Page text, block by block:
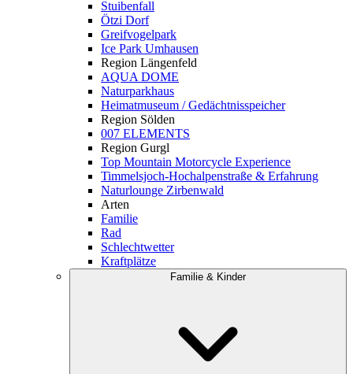
Stuibenfall
Ötzi Dorf
Greifvogelpark
Ice Park Umhausen
Region Längenfeld
AQUA DOME
Naturparkhaus
Heimatmuseum / Gedächtnisspeicher
Region Sölden
007 ELEMENTS
Region Gurgl
Top Mountain Motorcycle Experience
Timmelsjoch-Hochalpenstraße & Erfahrung
Naturlounge Zirbenwald
Arten
Familie
Rad
Schlechtwetter
Kraftplätze
Familie & Kinder